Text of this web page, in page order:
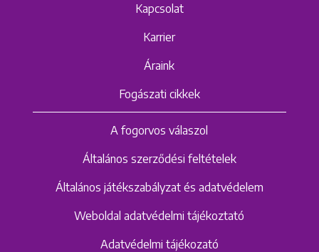
Kapcsolat
Karrier
Áraink
Fogászati cikkek
A fogorvos válaszol
Általános szerződési feltételek
Általános játékszabályzat és adatvédelem
Weboldal adatvédelmi tájékoztató
Adatvédelmi tájékozató